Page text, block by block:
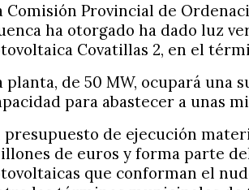
Comisión Provincial de
ha otorgado ha dado luz
Covatillas 2, en el
planta, de 50 MW, ocupará una
para abastecer a unas
presupuesto de ejecución
de euros y forma parte
que conforman el